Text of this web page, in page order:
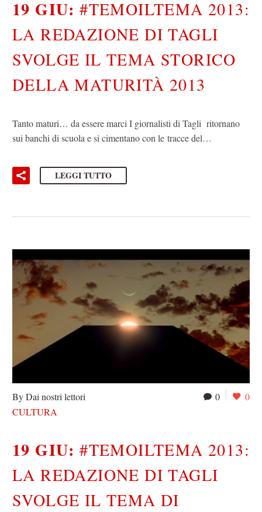
19 GIU:#TEMOILTEMA 2013:
LA REDAZIONE DI TAGLI
SVOLGE IL TEMA STORICO
DELLA MATURITÀ 2013
Tanto maturi… da essere marci I giornalisti di Tagli ritornano
sui banchi di scuola e si cimentano con le tracce del…
LEGGI TUTTO
0 0
By Dai nostri lettori
CULTURA
19 GIU:#TEMOILTEMA 2013:
LA REDAZIONE DI TAGLI
SVOLGE IL TEMA DI